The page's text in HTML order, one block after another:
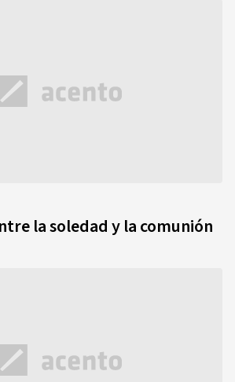
la soledad y la comunión